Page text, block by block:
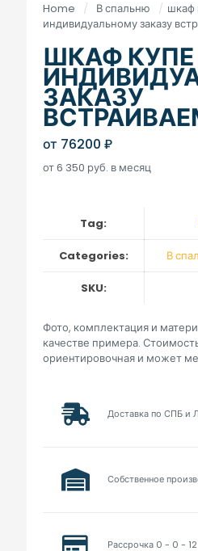
Home / В спальню / шкаф
индивидуальному заказу
ШКАФ
ЗАКАЗУ
от 76200 ₽
от 6 350 руб. в месяц
Tag:
Categories: В
SKU:
Фото, комплектация и
качестве примера.
ориентировочная и может
Доставка по СПБ и
Собственное
Рассрочка 0 - 0 - 12